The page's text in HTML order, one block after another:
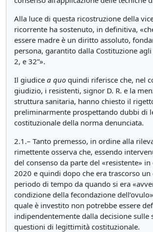
Alla luce di questa ricostruzione della
ricorrente ha sostenuto, in definitiva,
essere madre è un diritto assoluto,
persona, garantito dalla Costituzione
2, e 32”».
Il giudice a quo quindi riferisce che, nel
giudizio, i resistenti, signor D. R. e la
struttura sanitaria, hanno chiesto il
preliminarmente prospettando dubbi di
costituzionale della norma denunciata.
2.1.– Tanto premesso, in ordine alla
rimettente osserva che, essendo
del consenso da parte del «resistente»
2020 e quindi dopo che era trascorso
periodo di tempo da quando si era
condizione della fecondazione
quale è investito non potrebbe essere
indipendentemente dalla decisione sulle
questioni di legittimità costituzionale.